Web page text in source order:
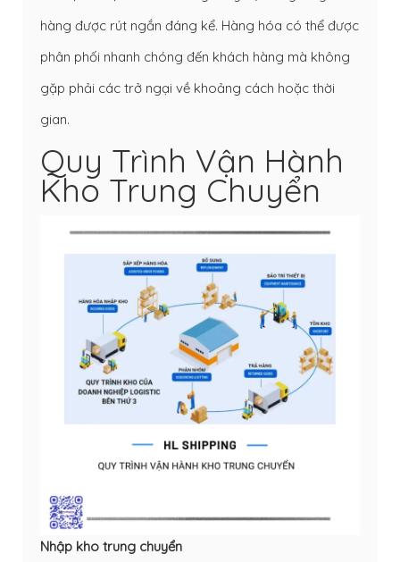
hàng được rút ngắn đáng kể. Hàng hóa có thể được
phân phối nhanh chóng đến khách hàng mà không
gặp phải các trở ngại về khoảng cách hoặc thời
gian.
Quy Trình Vận Hành
Kho Trung Chuyển
Nhập kho trung chuyển